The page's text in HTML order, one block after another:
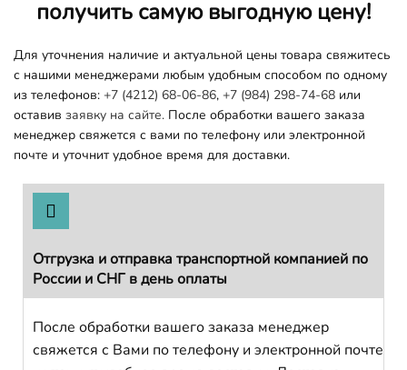
получить самую выгодную цену!
Для уточнения наличие и актуальной цены товара свяжитесь
с нашими менеджерами любым удобным способом по одному
из телефонов: +7 (4212) 68-06-86, +7 (984) 298-74-68 или
оставив заявку на сайте. После обработки вашего заказа
менеджер свяжется с вами по телефону или электронной
почте и уточнит удобное время для доставки.
Отгрузка и отправка транспортной компанией по
России и СНГ в день оплаты
После обработки вашего заказа менеджер
свяжется с Вами по телефону и электронной почте